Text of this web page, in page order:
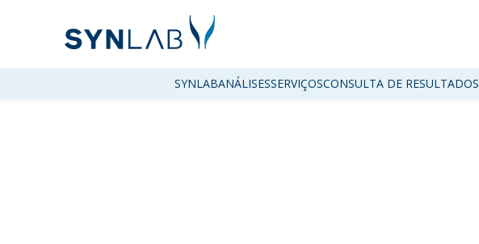
SYNLABANÁLISESSERVIÇOSCONSULTA DE RESULTADOS